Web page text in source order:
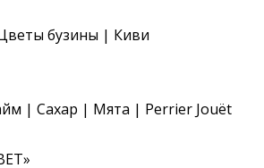
бузины | Киви
| Сахар | Мята | Perrier Jouët